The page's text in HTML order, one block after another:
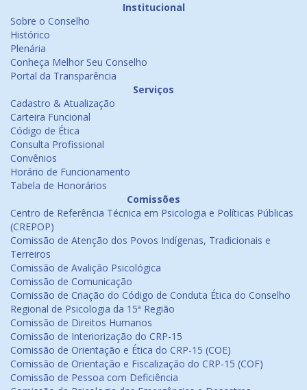
Institucional
Sobre o Conselho
Histórico
Plenária
Conheça Melhor Seu Conselho
Portal da Transparência
Serviços
Cadastro & Atualização
Carteira Funcional
Código de Ética
Consulta Profissional
Convênios
Horário de Funcionamento
Tabela de Honorários
Comissões
Centro de Referência Técnica em Psicologia e Políticas Públicas
(CREPOP)
Comissão de Atenção dos Povos Indígenas, Tradicionais e
Terreiros
Comissão de Avalição Psicológica
Comissão de Comunicação
Comissão de Criação do Código de Conduta Ética do Conselho
Regional de Psicologia da 15ª Região
Comissão de Direitos Humanos
Comissão de Interiorização do CRP-15
Comissão de Orientação e Ética do CRP-15 (COE)
Comissão de Orientação e Fiscalização do CRP-15 (COF)
Comissão de Pessoa com Deficiência